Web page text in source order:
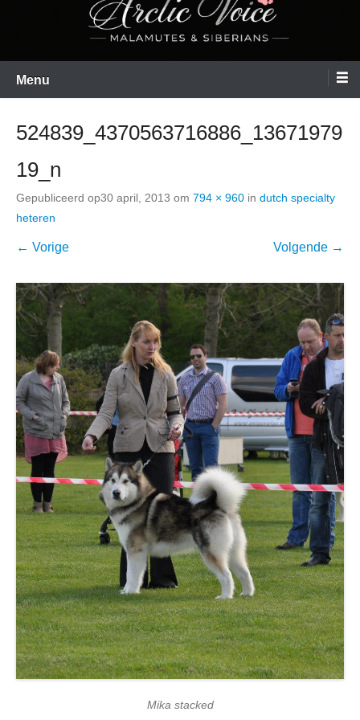
Menu
524839_4370563716886_13671979
19_n
Gepubliceerd op30 april, 2013 om 794 × 960 in dutch specialty
heteren
← Vorige Volgende →
Mika stacked